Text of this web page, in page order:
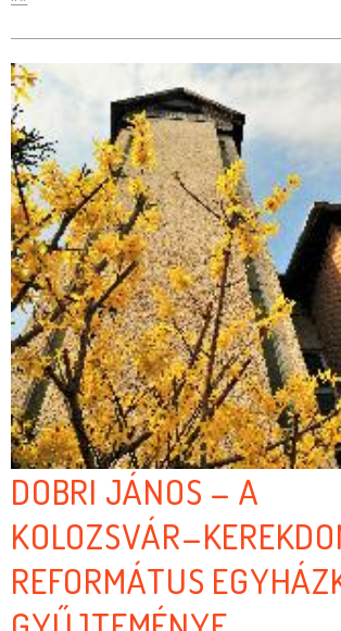
DOBRI JÁNOS – A
REFORMÁTUS